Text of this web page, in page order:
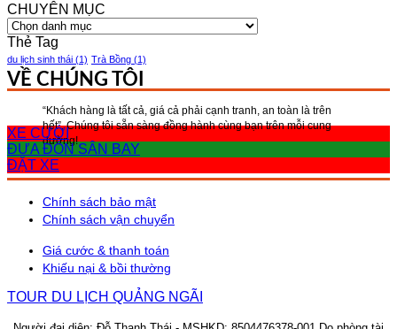
CHUYÊN MỤC
CHUYÊN
MỤC
Thẻ Tag
du lịch sinh thái (1) Trà Bồng (1)
VỀ CHÚNG TÔI
“Khách hàng là tất cả, giá cả phải cạnh tranh, an toàn là trên
hết”, Chúng tôi sẵn sàng đồng hành cùng bạn trên mỗi cung
đường!
XE CƯỚI
ĐƯA ĐÓN SÂN BAY
ĐẶT XE
Chính sách bảo mật
Chính sách vận chuyển
Giá cước & thanh toán
Khiếu nại & bồi thường
TOUR DU LỊCH QUẢNG NGÃI